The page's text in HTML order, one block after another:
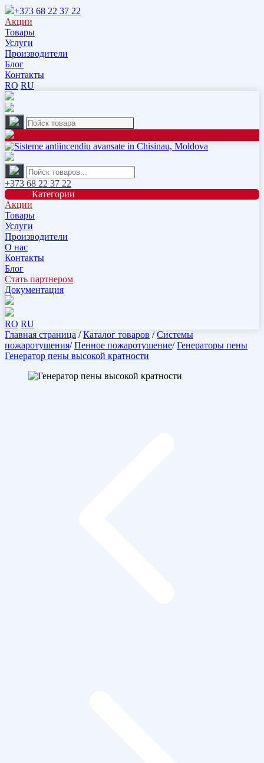
+373 68 22 37 22
Акции
Товары
Услуги
Производители
Блог
Контакты
RO RU
+373 68 22 37 22
Категории
Акции
Товары
Услуги
Производители
О нас
Контакты
Блог
Стать партнером
Документация
RO RU
Главная страница / Каталог товаров / Системы
пожаротушения/ Пенное пожаротушение/ Генераторы пены
Генератор пены высокой кратности